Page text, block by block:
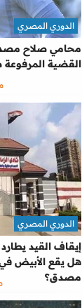
محامي صلاح
القضية
الدوري المصري
إيقاف القيد
هل يقع الأبيض
مصدق؟
الدوري المصري